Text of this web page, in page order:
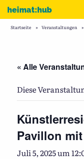
Zum Inhalt
heimat:hub
Startseite » Veranstaltungen »
« Alle
Diese
Pavillon
Juli 5, 2025 um